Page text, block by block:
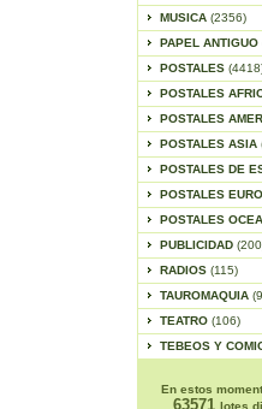
MUSICA (2356)
PAPEL ANTIGUO
POSTALES
POSTALES
POSTALES
POSTALES ASIA
POSTALES DE
POSTALES
POSTALES
PUBLICIDAD
RADIOS (115)
TAUROMAQUIA
TEATRO (106)
TEBEOS Y
En estos
63571 lotes